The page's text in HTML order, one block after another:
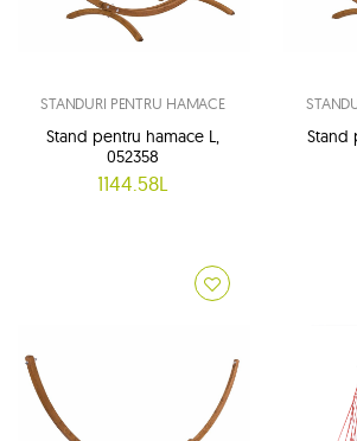
STANDURI PENTRU HAMACE
Stand pentru hamace L,
052358
1144.58L
Stand